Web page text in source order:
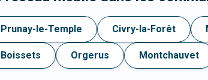
Prunay-le-Temple Civry-la-Forêt
Boissets Orgerus Montchauvet